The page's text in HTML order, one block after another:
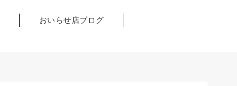
おいらせ店ブログ